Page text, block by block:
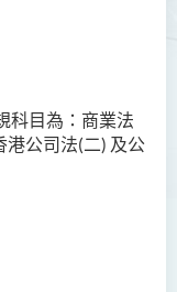
科目為：商業法
港公司法(二) 及公